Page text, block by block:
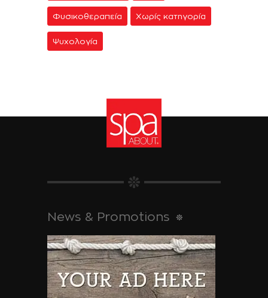
Φυσικοθεραπεία Χωρίς κατηγορία
Ψυχολογία
News & Promotions